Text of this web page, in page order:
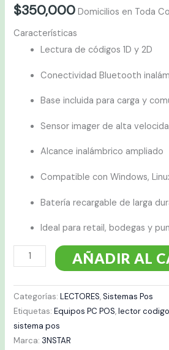
$350,000 Domicilios en Toda
Características
Lectura de códigos 1D y 2D
Conectividad Bluetooth
Base incluida para carga y
Sensor imager de alta
Alcance inalámbrico ampliado
Compatible con Windows,
Batería recargable de larga
Ideal para retail, bodegas y
AÑADIR AL
Categorías:LECTORES,Sistemas Pos
Etiquetas:Equipos PC POS,lector
sistema pos
Marca: 3NSTAR